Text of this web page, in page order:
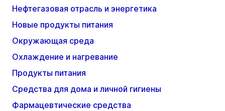
Нефтегазовая отрасль и энергетика
Новые продукты питания
Окружающая среда
Охлаждение и нагревание
Продукты питания
Средства для дома и личной гигиены
Фармацевтические средства